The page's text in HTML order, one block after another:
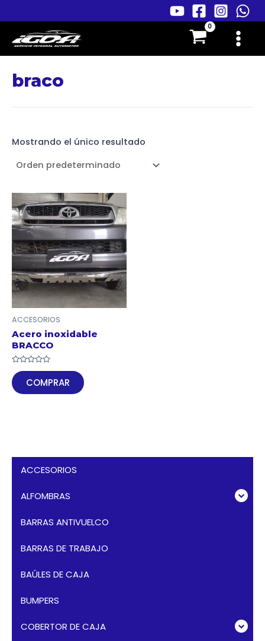
al
contenido
Main
Menu
ACCESORIOS
ALFOMBRAS
BARRAS ANTIVUELCO
BARRAS DE TRABAJO
BAÚLES DE CAJA
BUMPERS
COBERTOR DE CAJA
braco
Mostrando el único resultado
ACCESORIOS
Acero inoxidable
BRACCO
Valorado
en
0
de
COMPRAR